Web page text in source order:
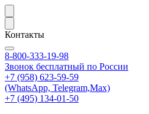
Контакты
8-800-333-19-98
Звонок бесплатный по России
+7 (958) 623-59-59
(WhatsApp, Telegram,Max)
+7 (495) 134-01-50